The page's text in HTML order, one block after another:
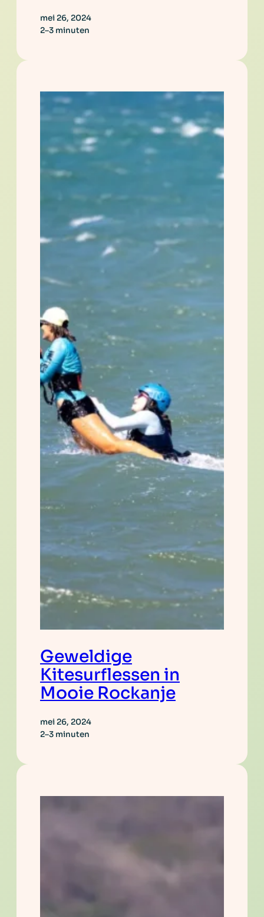
mei 26, 2024
2–3 minuten
Geweldige
Kitesurflessen in
Mooie Rockanje
mei 26, 2024
2–3 minuten